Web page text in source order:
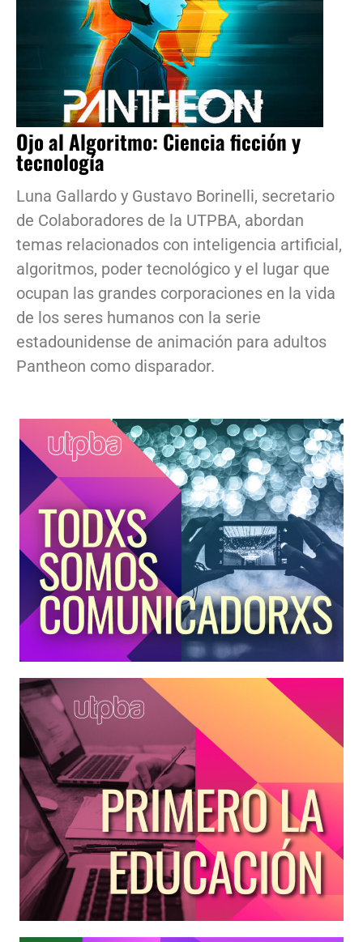
Ojo al Algoritmo: Ciencia ficción y
tecnología
Luna Gallardo y Gustavo Borinelli, secretario
de Colaboradores de la UTPBA, abordan
temas relacionados con inteligencia artificial,
algoritmos, poder tecnológico y el lugar que
ocupan las grandes corporaciones en la vida
de los seres humanos con la serie
estadounidense de animación para adultos
Pantheon como disparador.